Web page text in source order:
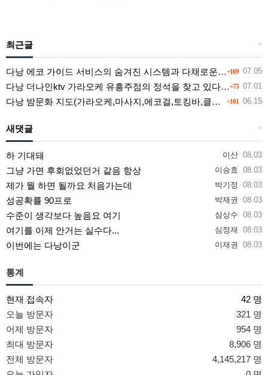
+
최근글
+169 07.05
다낭 에코 가이드 서비스의 숨겨진 시스템과 다채로운 인력 풀의 진실
+75 07.01
다낭 더나인ktv 가라오케 유흥주점의 정석을 찾고 있다면 여기
+101 06.15
다낭 밤문화 지도(가라오케,마사지,에코걸,토킹바,클럽) 유흥별 가격 및 후기공유
+
새댓글
이산 08.03
하 기대돼
이승효 08.03
그냥 가면 후회없었던거 같음 항상
박기정 08.03
제가 뭘 하면 될까요 처음가는데
박재권 08.03
성공확률 90프로
심상수 08.03
수준이 생각보다 높음요 여기
심정재 08.03
여기를 이제 안거는 실수다...
이재권 08.03
이번에는 다낭이군
통계
현재 접속자
42 명
오늘 방문자
321 명
어제 방문자
954 명
최대 방문자
8,906 명
전체 방문자
4,145,217 명